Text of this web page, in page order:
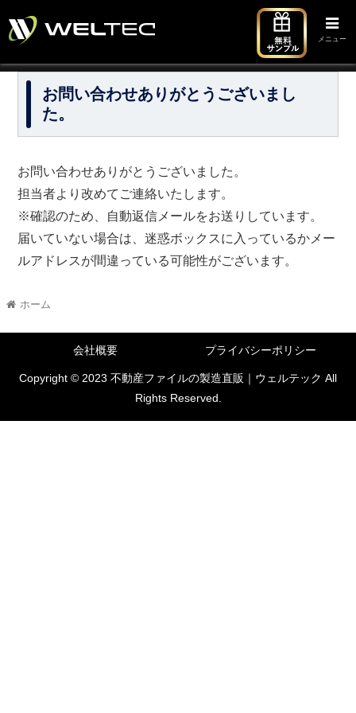
お問い合わせありがとうございまし
た。
お問い合わせありがとうございました。
担当者より改めてご連絡いたします。
※確認のため、自動返信メールをお送りしています。
届いていない場合は、迷惑ボックスに入っているかメー
ルアドレスが間違っている可能性がございます。
ホーム
会社概要 プライバシーポリシー
Copyright © 2023 不動産ファイルの製造直販｜ウェルテック All
Rights Reserved.
メニュー